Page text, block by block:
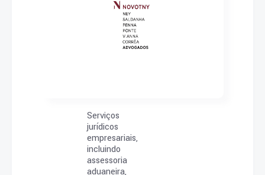
Serviços
jurídicos
empresariais,
incluindo
assessoria
aduaneira,